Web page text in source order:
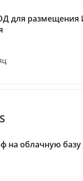
для размещения
на облачную